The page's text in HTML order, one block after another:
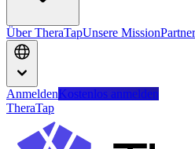
Über TheraTapUnsere Mission
AnmeldenKostenlos anmelden
TheraTap